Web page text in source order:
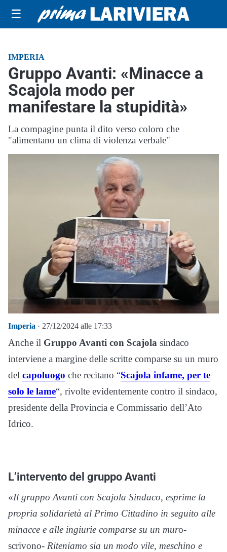
☰
IMPERIA
Gruppo Avanti: «Minacce a
Scajola modo per
manifestare la stupidità»
La compagine punta il dito verso coloro che
"alimentano un clima di violenza verbale"
Imperia · 27/12/2024 alle 17:33
Anche il Gruppo Avanti con Scajola sindaco
interviene a margine delle scritte comparse su un muro
del capoluogo che recitano “Scajola infame, per te
solo le lame“, rivolte evidentemente contro il sindaco,
presidente della Provincia e Commissario dell’Ato
Idrico.
L’intervento del gruppo Avanti
«Il gruppo Avanti con Scajola Sindaco, esprime la
propria solidarietà al Primo Cittadino in seguito alle
minacce e alle ingiurie comparse su un muro-
scrivono- Riteniamo sia un modo vile, meschino e